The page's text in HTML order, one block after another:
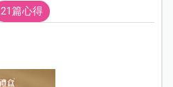
21篇心得